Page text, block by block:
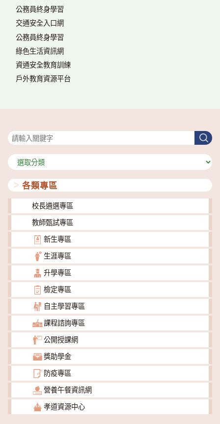
公務員終身學習
交通安全入口網
公務員終身學習
綠色生活資訊網
資通安全教育訓練
戶外教育資源平台
搜
尋
分
類
各類專區
校長遴選專區
教師甄試專區
新生專區
生涯專區
升學專區
檢定專區
自主學習專區
課程諮詢專區
公開授課網
獎助學金
防疫專區
營養午餐資訊網
孝道資源中心